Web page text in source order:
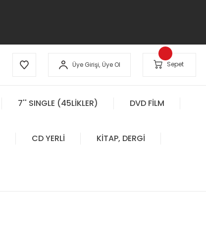
Üye Girişi, Üye Ol Sepet
7'' SINGLE (45LİKLER) DVD FİLM
CD YERLİ KİTAP, DERGİ